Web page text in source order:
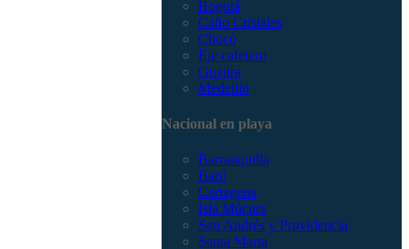
Bogotá
Caño Cristales
Chocó
Eje cafetero
Guajira
Medellín
Nacional en playa
Barranquilla
Barú
Cartagena
Isla Múcura
San Andrés y Providencia
Santa Marta